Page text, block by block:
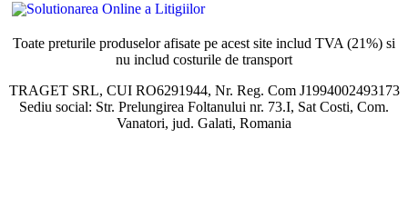
Toate preturile produselor afisate pe acest site includ TVA (21%) si
nu includ costurile de transport
TRAGET SRL, CUI RO6291944, Nr. Reg. Com J1994002493173
Sediu social: Str. Prelungirea Foltanului nr. 73.I, Sat Costi, Com.
Vanatori, jud. Galati, Romania